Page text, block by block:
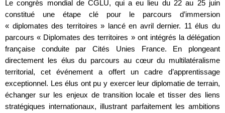
Le congrès mondial de CGLU, qui a eu lieu du 22 au 25 juin
constitué une étape clé pour le parcours d’immersion
« diplomates des territoires » lancé en avril dernier. 11 élus du
parcours « Diplomates des territoires » ont intégrés la délégation
française conduite par Cités Unies France. En plongeant
directement les élus du parcours au cœur du multilatéralisme
territorial, cet événement a offert un cadre d’apprentissage
exceptionnel. Les élus ont pu y exercer leur diplomatie de terrain,
échanger sur les enjeux de transition locale et tisser des liens
stratégiques internationaux, illustrant parfaitement les ambitions